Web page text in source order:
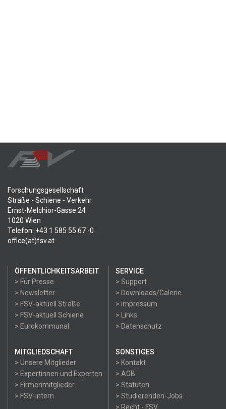
Forschungsgesellschaft
Straße - Schiene - Verkehr
Ernst-Melchior-Gasse 24
1020 Wien
Telefon: +43 1 585 55 67 -0
office(at)fsv.at
ÖFFENTLICHKEITSARBEIT
> Für Presse
> Newsletter
> FSV-aktuell Straße
> FSV-aktuell Schiene
> Eurokommunal
SERVICE
> Support
> Downloads/Galerie
> Impressum
> Links
> Datenschutz
MITGLIEDSCHAFT
> Unsere Mitglieder
> Expertinnen und Experten
> Firmenmitglieder
> FSV-intern
SONSTIGES
> Kontakt
> AGB
> Statuten
> Studierenden-Jobs
> Recht - FSV